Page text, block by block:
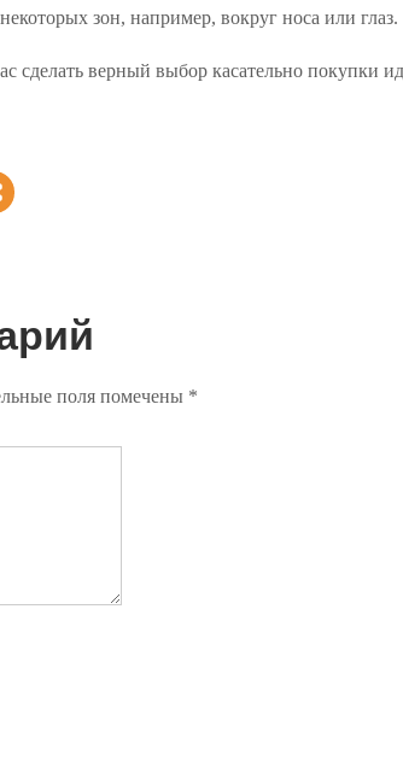
зон, например, вокруг носа или глаз.
верный выбор касательно покупки
поля помечены *